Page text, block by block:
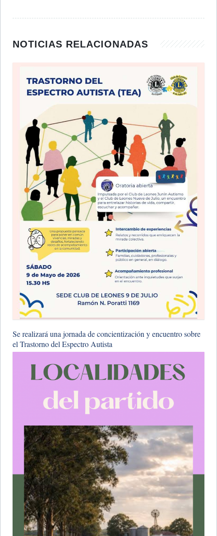
NOTICIAS RELACIONADAS
Se realizará una jornada de concientización y encuentro sobre
el Trastorno del Espectro Autista